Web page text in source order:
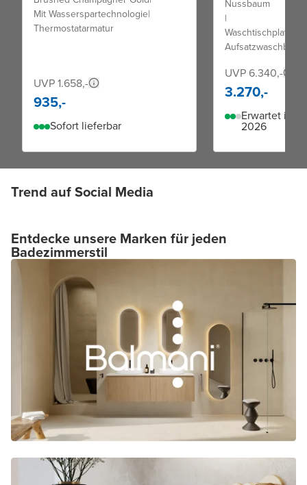
Mit Wasserspartechnologie|
Thermostatarmatur
UVP 1.658,-
935,-
Sofort lieferbar
Nussbaum
|
Waschtischplatte
UVP 6.340,-
3.270,-
Erwartet im
2026
Trend auf Social Media
Entdecke unsere Marken für jeden
Badezimmerstil